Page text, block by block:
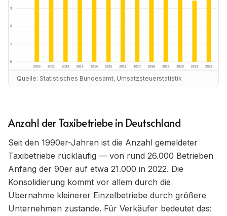
Quelle: Statistisches Bundesamt, Umsatzsteuerstatistik
Anzahl der Taxibetriebe in Deutschland
Seit den 1990er-Jahren ist die Anzahl gemeldeter
Taxibetriebe rückläufig — von rund 26.000 Betrieben
Anfang der 90er auf etwa 21.000 in 2022. Die
Konsolidierung kommt vor allem durch die
Übernahme kleinerer Einzelbetriebe durch größere
Unternehmen zustande. Für Verkäufer bedeutet das: